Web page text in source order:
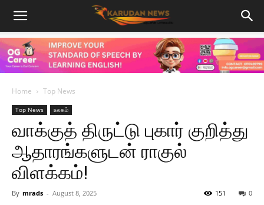
Home Top News
Top News உலகம்
வாக்குத் திருட்டு புகார் குறித்து
ஆதாரங்களுடன் ராகுல்
விளக்கம்!
By mrads - August 8, 2025 0
151